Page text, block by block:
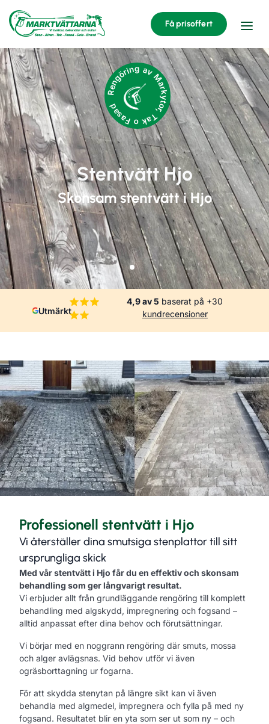
Få prisoffert
Rengöring av Markytor, Tak o Fasad
Stentvätt Hjo
Skonsam stentvätt i Hjo
Utmärkt
4,9 av 5 baserat på +30
kundrecensioner
Professionell stentvätt i Hjo
Vi återställer dina smutsiga stenplattor till sitt
ursprungliga skick
Med vår stentvätt i Hjo får du en effektiv och skonsam
behandling som ger långvarigt resultat.
Vi erbjuder allt från grundläggande rengöring till komplett
behandling med algskydd, impregnering och fogsand –
alltid anpassat efter dina behov och förutsättningar.
Vi börjar med en noggrann rengöring där smuts, mossa
och alger avlägsnas. Vid behov utför vi även
ogräsborttagning ur fogarna.
För att skydda stenytan på längre sikt kan vi även
behandla med algmedel, impregnera och fylla på med ny
fogsand. Resultatet blir en yta som ser ut som ny – och